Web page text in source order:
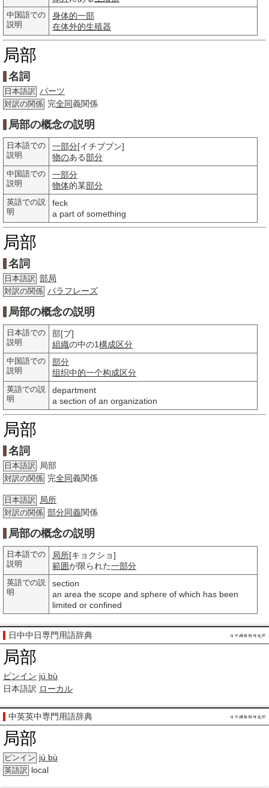
中国語での
説明
身体的一部
在体外的生殖器
局部
名詞
日本語訳 パーツ
対訳の関係 完全同義関係
局部の概念の説明
日本語での
説明
一部分[イチブブン]
物のある部分
中国語での
説明
一部分
物体的某部分
英語での説
明
feck
a part of something
局部
名詞
日本語訳 部局
対訳の関係 パラフレーズ
局部の概念の説明
日本語での
説明
部[ブ]
組織の中の1構成区分
中国語での
説明
部分
组织中的一个构成区分
英語での説
明
department
a section of an organization
局部
名詞
日本語訳 局部
対訳の関係 完全同義関係
日本語訳 局所
対訳の関係 部分同義関係
局部の概念の説明
日本語での
説明
局所[キョクショ]
範囲が限られた一部分
英語での説
明
section
an area the scope and sphere of which has been
limited or confined
日中中日専門用語辞典
局部
ピンイン jú bù
日本語訳 ローカル
中英英中専門用語辞典
局部
ピンイン jú bù
英語訳 local